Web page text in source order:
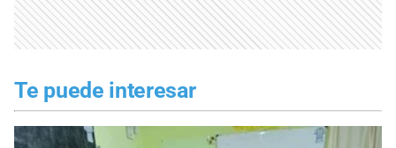
Te puede interesar